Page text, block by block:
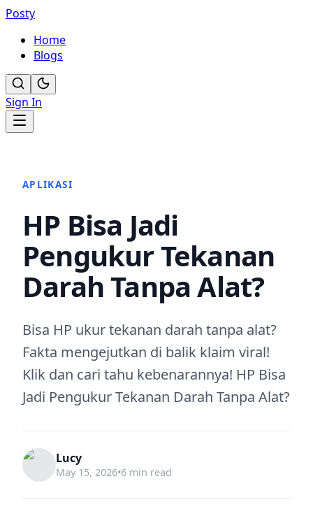
Posty
Home
Blogs
Sign In
APLIKASI
HP Bisa Jadi
Pengukur Tekanan
Darah Tanpa Alat?
Bisa HP ukur tekanan darah tanpa alat?
Fakta mengejutkan di balik klaim viral!
Klik dan cari tahu kebenarannya! HP Bisa
Jadi Pengukur Tekanan Darah Tanpa Alat?
Lucy
May 15, 2026•6 min read